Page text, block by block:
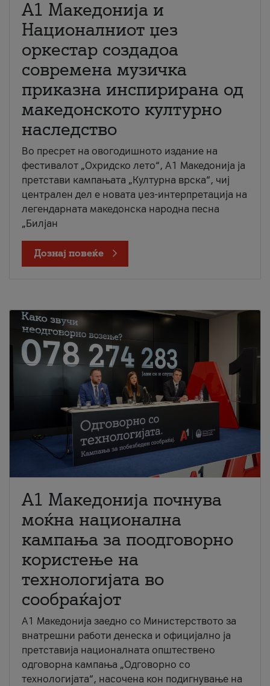
А1 Македонија и
Националниот џез
оркестар создадоа
современа музичка
приказна инспирирана од
македонското културно
наследство
Во пресрет на овогодишното издание на
фестивалот „Охридско лето“, А1 Македонија ја
претстави кампањата „Културна врска“, чиј
централен дел е новата џез-интерпретација на
легендарната македонска народна песна
„Билјан
Дознај повеќе
A1 Македонија почнува
моќна национална
кампања за поодговорно
користење на
технологијата во
сообраќајот
A1 Македонија заедно со Министерството за
внатрешни работи денеска и официјално ја
претставија националната општествено
одговорна кампања „Одговорно со
технологијата“, насочена кон подигнување на